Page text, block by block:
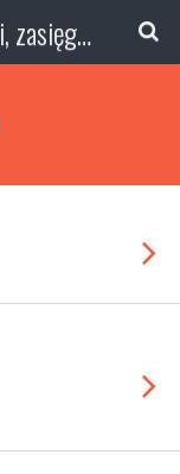
gsm.biz.pl - informacje, sieci, zasięg technologie